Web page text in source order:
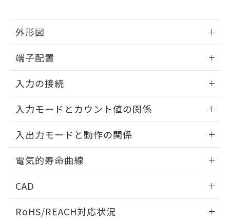
外形図
端子配置
入力の接続
無電圧入力:
入力モードとカウント値の関係
入出力モードと動作の関係
電気的寿命曲線
CAD
ドすることができます。
RoHS/REACH対応状況